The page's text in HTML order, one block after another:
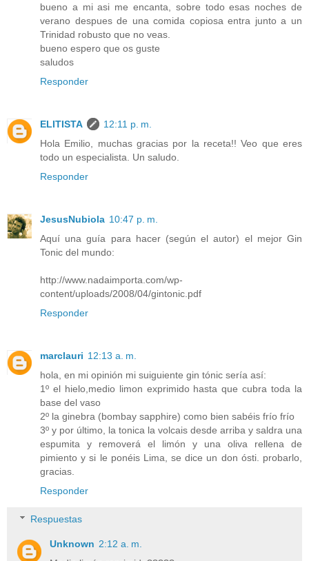
bueno a mi asi me encanta, sobre todo esas noches de
verano despues de una comida copiosa entra junto a un
Trinidad robusto que no veas.
bueno espero que os guste
saludos
Responder
ELITISTA
12:11 p. m.
Hola Emilio, muchas gracias por la receta!! Veo que eres
todo un especialista. Un saludo.
Responder
JesusNubiola 10:47 p. m.
Aquí una guía para hacer (según el autor) el mejor Gin
Tonic del mundo:
http://www.nadaimporta.com/wp-
content/uploads/2008/04/gintonic.pdf
Responder
marclauri 12:13 a. m.
hola, en mi opinión mi suiguiente gin tónic sería así:
1º el hielo,medio limon exprimido hasta que cubra toda la
base del vaso
2º la ginebra (bombay sapphire) como bien sabéis frío frío
3º y por último, la tonica la volcais desde arriba y saldra una
espumita y removerá el limón y una oliva rellena de
pimiento y si le ponéis Lima, se dice un don ósti. probarlo,
gracias.
Responder
Respuestas
Unknown 2:12 a. m.